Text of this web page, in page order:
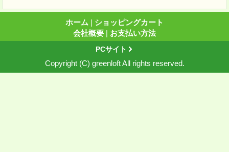
ホーム | ショッピングカート
会社概要 | お支払い方法
PCサイト
Copyright (C) greenloft All rights reserved.